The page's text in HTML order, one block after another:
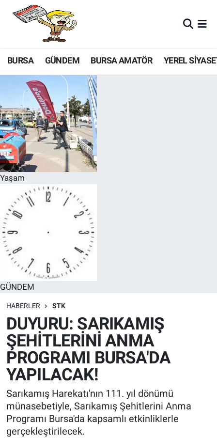
BURSA GÜNDEM BURSA AMATÖR YEREL
Yaşam
GÜNDEM
HABERLER STK
DUYURU: SARIKAMIŞ
ŞEHİTLERİNİ ANMA
PROGRAMI BURSA'DA
YAPILACAK!
Sarıkamış Harekatı'nın 111. yıl dönümü
münasebetiyle, Sarıkamış Şehitlerini Anma
Programı Bursa'da kapsamlı etkinliklerle
gerçekleştirilecek.